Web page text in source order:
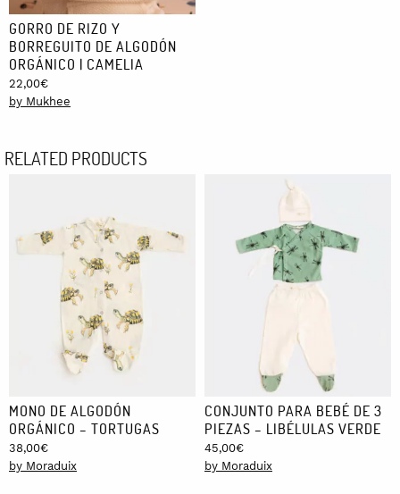
GORRO DE RIZO Y
BORREGUITO DE ALGODÓN
ORGÁNICO | CAMELIA
22,00€
by Mukhee
RELATED PRODUCTS
MONO DE ALGODÓN
ORGÁNICO – TORTUGAS
38,00€
by Moraduix
CONJUNTO PARA BEBÉ DE 3
PIEZAS – LIBÉLULAS VERDE
45,00€
by Moraduix